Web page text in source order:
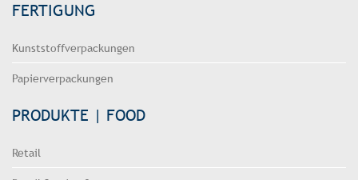
FERTIGUNG
Kunststoffverpackungen
Papierverpackungen
PRODUKTE | FOOD
Retail